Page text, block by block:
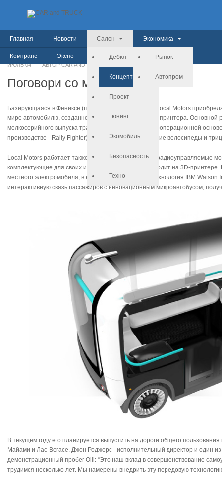
Главная Новости Салон
Дебют
Концепт
Проект
Тюнинг
Экомобиль
Безопасность
Техно
Экономика
Рынок
Автопром
Комтранс Экспо История
ИЮЛЬ 04 АВТОР CAR AND TRUCK
Поговори со мною, Olli
Базирующаяся в Фениксе (штат Аризона) компания Local Motors
мире автомобилю, созданному с использованием 3D-принтера. Основной
мелкосерийного выпуска транспортных средств на кооперационной
производстве - Rally Fighter), мотоциклы, электрические велосипеды и
Local Motors работает также на детскую аудиторию: радиоуправляемые
комплектующие для своих изделий компания производит на 3D-
местного электромобиля, в котором использована технология IBM
интерактивную связь пассажиров с инновационным микроавтобусом,
В текущем году его планируется выпустить на дороги общего
Майами и Лас-Вегасе. Джон Роджерс - исполнительный директор и один
демонстрационный пробег Olli: “Это наш вклад в совершенствование
трудимся несколько лет. Мы намерены внедрить эту передовую